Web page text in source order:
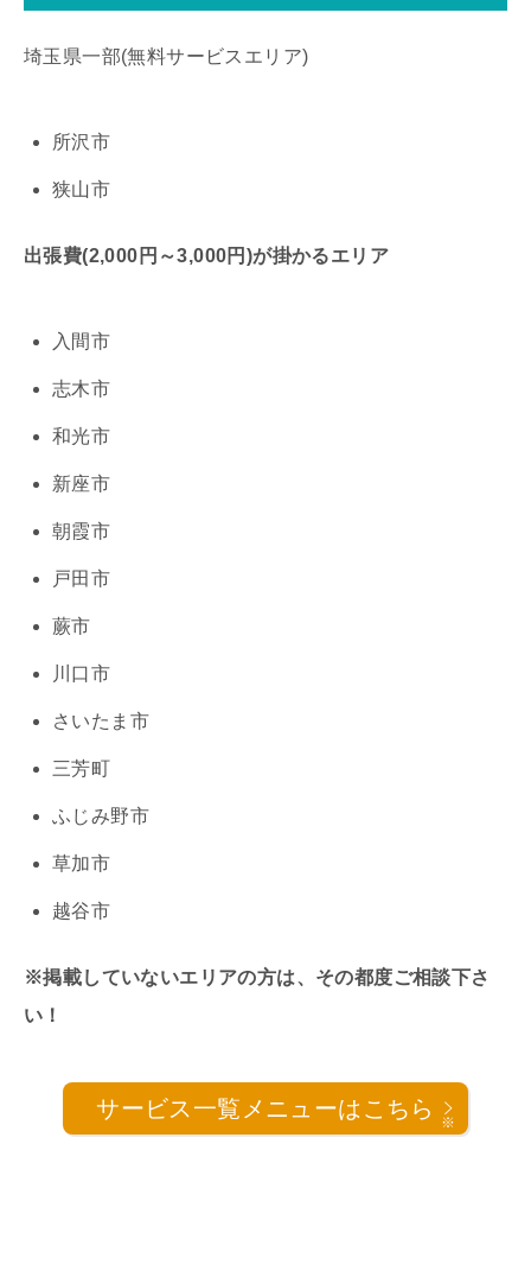
埼玉県一部(無料サービスエリア)
所沢市
狭山市
出張費(2,000円～3,000円)が掛かるエリア
入間市
志木市
和光市
新座市
朝霞市
戸田市
蕨市
川口市
さいたま市
三芳町
ふじみ野市
草加市
越谷市
※掲載していないエリアの方は、その都度ご相談下さ
い！
※
サービス一覧メニューはこちら